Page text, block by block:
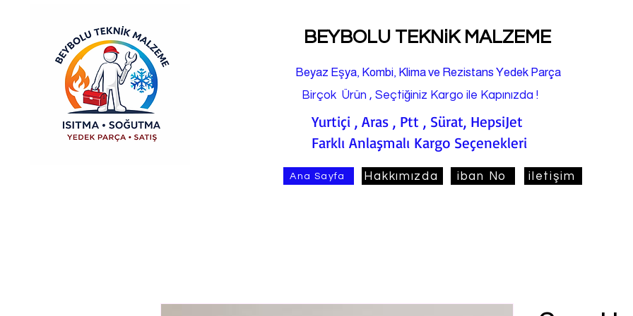
BEYBOLU TEKNiK MALZEME
Beyaz Eşya, Kombi, Klima ve Rezistans Yedek Parça
Birçok Ürün , Seçtiğiniz Kargo ile Kapınızda !
Yurtiçi , Aras , Ptt , Sürat, HepsiJet
Farklı Anlaşmalı Kargo Seçenekleri
Ana Sayfa Hakkımızda iban No iletişim